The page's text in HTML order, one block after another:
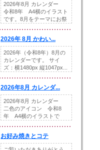
2026年8月 カレンダー
令和8年 A4横のイラスト
です。8月をテーマにお祭
2026年 8月 かわい...
2026年（令和8年）8月の
カレンダーです。 サイ
ズ：横1480px 縦1047px...
2026年8月 カレンダ...
2026年8月 カレンダー
二色のアイコン 令和8
年 A4横のイラストで
お好み焼きとコテ